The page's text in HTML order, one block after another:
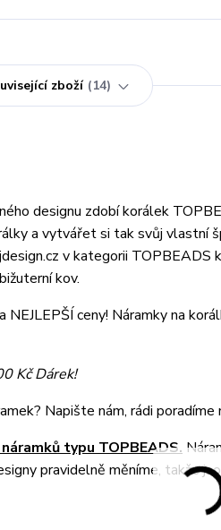
zboží 14
designu zdobí korálek
a vytvářet si tak svůj vlastní
v kategorii TOPBEADS
kov.
ceny! Náramky na
Kč Dárek!
Napište nám, rádi poradíme
typu TOPBEADS.
pravidelně měníme, takže